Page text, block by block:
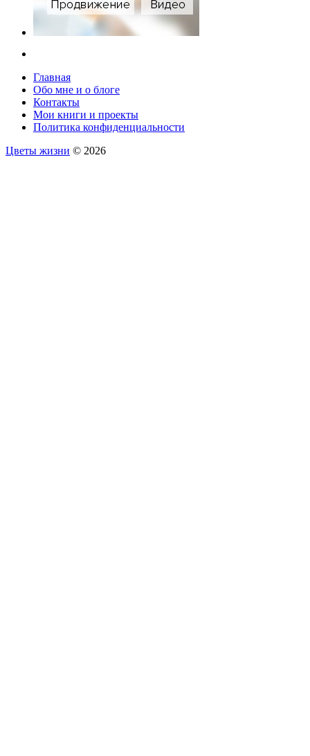
Главная
Обо мне и о блоге
Контакты
Мои книги и проекты
Политика конфиденциальности
Цветы жизни © 2026